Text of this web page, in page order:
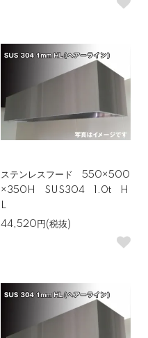
ステンレスフード 550×500
×350H SUS304 1.0t H
L
44,520円(税抜)